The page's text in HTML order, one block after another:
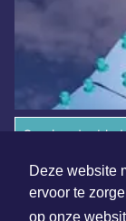
Deze website
ervoor te
op onze
Overige
Algemene